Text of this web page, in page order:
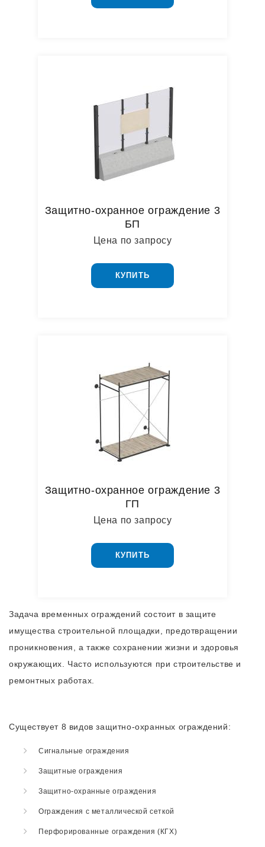
Защитно-охранное ограждение 3
БП
Цена по запросу
КУПИТЬ
Защитно-охранное ограждение 3
ГП
Цена по запросу
КУПИТЬ
Задача временных ограждений состоит в защите
имущества строительной площадки, предотвращении
проникновения, а также сохранении жизни и здоровья
окружающих. Часто используются при строительстве и
ремонтных работах.
Существует 8 видов защитно-охранных ограждений:
Сигнальные ограждения
Защитные ограждения
Защитно-охранные ограждения
Ограждения с металлической сеткой
Перфорированные ограждения (КГХ)